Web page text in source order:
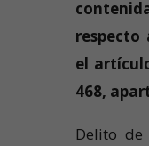
respecto
el
468,
Delito